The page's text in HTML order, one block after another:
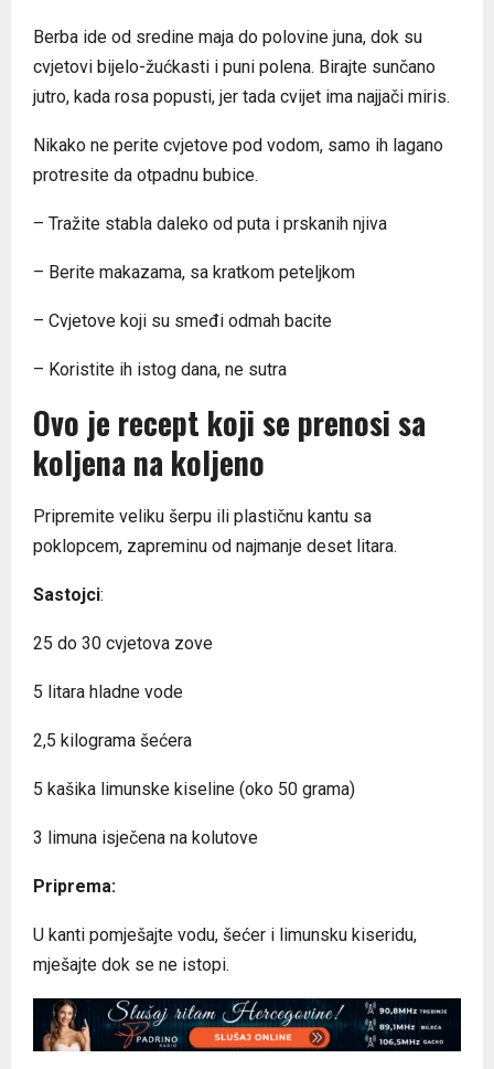
Berba ide od sredine maja do polovine juna, dok su
cvjetovi bijelo-žućkasti i puni polena. Birajte sunčano
jutro, kada rosa popusti, jer tada cvijet ima najjači miris.
Nikako ne perite cvjetove pod vodom, samo ih lagano
protresite da otpadnu bubice.
– Tražite stabla daleko od puta i prskanih njiva
– Berite makazama, sa kratkom peteljkom
– Cvjetove koji su smeđi odmah bacite
– Koristite ih istog dana, ne sutra
Ovo je recept koji se prenosi sa
koljena na koljeno
Pripremite veliku šerpu ili plastičnu kantu sa
poklopcem, zapreminu od najmanje deset litara.
Sastojci:
25 do 30 cvjetova zove
5 litara hladne vode
2,5 kilograma šećera
5 kašika limunske kiseline (oko 50 grama)
3 limuna isječena na kolutove
Priprema:
U kanti pomješajte vodu, šećer i limunsku kiseridu,
mješajte dok se ne istopi.